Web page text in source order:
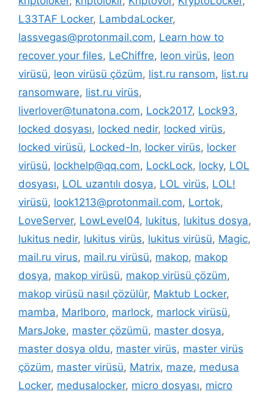
L33TAF Locker, LambdaLocker,
lassvegas@protonmail.com, Learn how to
recover your files, LeChiffre, leon virüs, leon
virüsü, leon virüsü çözüm, list.ru ransom, list.ru
ransomware, list.ru virüs,
liverlover@tunatona.com, Lock2017, Lock93,
locked dosyası, locked nedir, locked virüs,
locked virüsü, Locked-In, locker virüs, locker
virüsü, lockhelp@qq.com, LockLock, locky, LOL
dosyası, LOL uzantılı dosya, LOL virüs, LOL!
virüsü, look1213@protonmail.com, Lortok,
LoveServer, LowLevel04, lukitus, lukitus dosya,
lukitus nedir, lukitus virüs, lukitus virüsü, Magic,
mail.ru virus, mail.ru virüsü, makop, makop
dosya, makop virüsü, makop virüsü çözüm,
makop virüsü nasıl çözülür, Maktub Locker,
mamba, Marlboro, marlock, marlock virüsü,
MarsJoke, master çözümü, master dosya,
master dosya oldu, master virüs, master virüs
çözüm, master virüsü, Matrix, maze, medusa
Locker, medusalocker, micro dosyası, micro